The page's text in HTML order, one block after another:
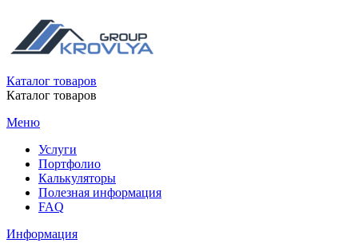
Каталог товаров
Каталог товаров
Меню
Услуги
Портфолио
Калькуляторы
Полезная информация
FAQ
Информация